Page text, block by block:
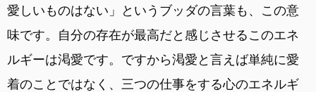
愛しいものはない」というブッダの言葉も、この意
味です。自分の存在が最高だと感じさせるこのエネ
ルギーは渇愛です。ですから渇愛と言えば単純に愛
着のことではなく、三つの仕事をする心のエネルギ